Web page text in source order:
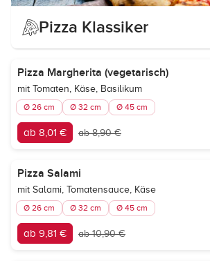
Pizza Klassiker
Pizza Margherita (vegetarisch)
mit Tomaten, Käse, Basilikum
Ø 26 cm Ø 32 cm Ø 45 cm
ab 8,01 € ab 8,90 €
Pizza Salami
mit Salami, Tomatensauce, Käse
Ø 26 cm Ø 32 cm Ø 45 cm
ab 9,81 € ab 10,90 €